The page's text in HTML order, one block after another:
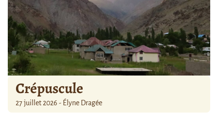
Crépuscule
27 juillet 2026 - Élyne Dragée